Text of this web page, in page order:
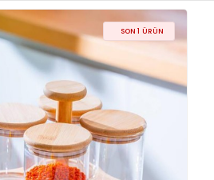
SON 1 ÜRÜN